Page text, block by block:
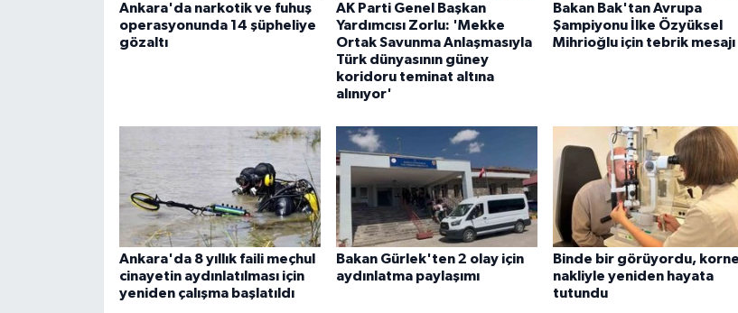
Ankara'da narkotik ve fuhuş
operasyonunda 14 şüpheliye
gözaltı
AK Parti Genel Başkan
Yardımcısı Zorlu: 'Mekke
Ortak Savunma Anlaşmasıyla
Türk dünyasının güney
koridoru teminat altına
alınıyor'
Bakan Bak'tan Avrupa
Şampiyonu İlke Özyüksel
Mihrioğlu için tebrik mesajı
Ankara'da 8 yıllık faili meçhul
cinayetin aydınlatılması için
yeniden çalışma başlatıldı
Bakan Gürlek'ten 2 olay için
aydınlatma paylaşımı
Binde bir görüyordu,
nakliyle yeniden hayata
tutundu